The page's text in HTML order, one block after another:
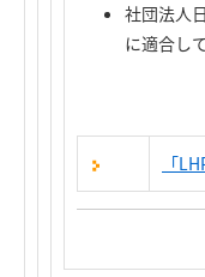
社団法人
に適合し
「